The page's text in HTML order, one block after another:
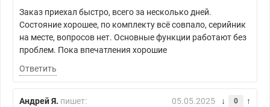
Заказ приехал быстро, всего за несколько дней.
Состояние хорошее, по комплекту всё совпало, серийник
на месте, вопросов нет. Основные функции работают без
проблем. Пока впечатления хорошие
Ответить
Андрей Я. пишет: 05.05.2025 0